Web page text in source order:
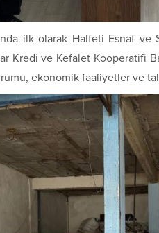
ilk olarak Halfeti Esnaf ve
Kredi ve Kefalet Kooperatifi
ekonomik faaliyetler ve